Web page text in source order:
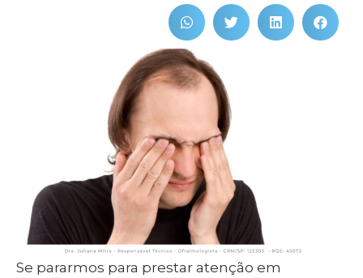
Se pararmos para prestar atenção em